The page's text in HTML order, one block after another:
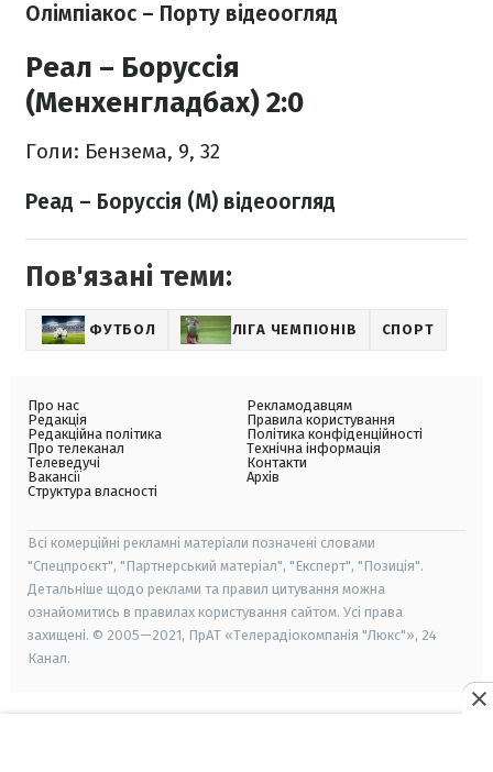
Олімпіакос – Порту відеоогляд
Реал – Боруссія
(Менхенгладбах) 2:0
Голи: Бензема, 9, 32
Реад – Боруссія (М) відеоогляд
Пов'язані теми:
ФУТБОЛ ЛІГА ЧЕМПІОНІВ СПОРТ
Про нас
Редакція
Редакційна політика
Про телеканал
Телеведучі
Вакансії
Структура власності
Рекламодавцям
Правила користування
Політика конфіденційності
Технічна інформація
Контакти
Архів
Всі комерційні рекламні матеріали позначені словами
"Спецпроєкт", "Партнерський матеріал", "Експерт", "Позиція".
Детальніше щодо реклами та правил цитування можна
ознайомитись в правилах користування сайтом. Усі права
захищені. © 2005—2021, ПрАТ «Телерадіокомпанія "Люкс"», 24
Канал.